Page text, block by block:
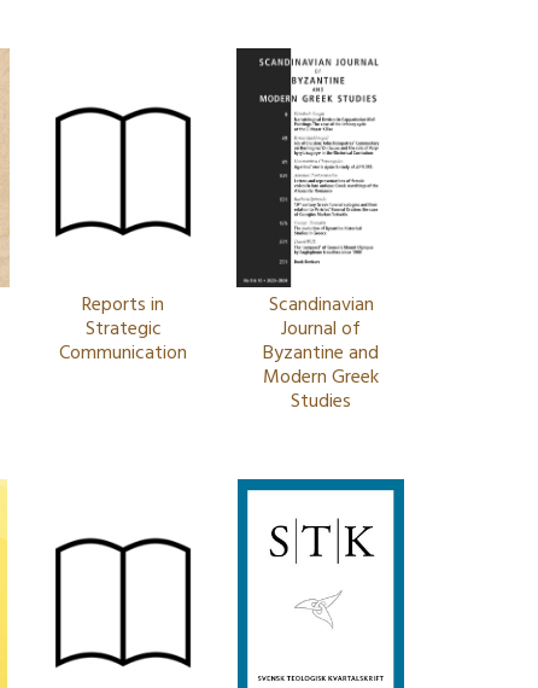
Reports in
Strategic
Communication
Scandinavian
Journal of
Byzantine and
Modern Greek
Studies